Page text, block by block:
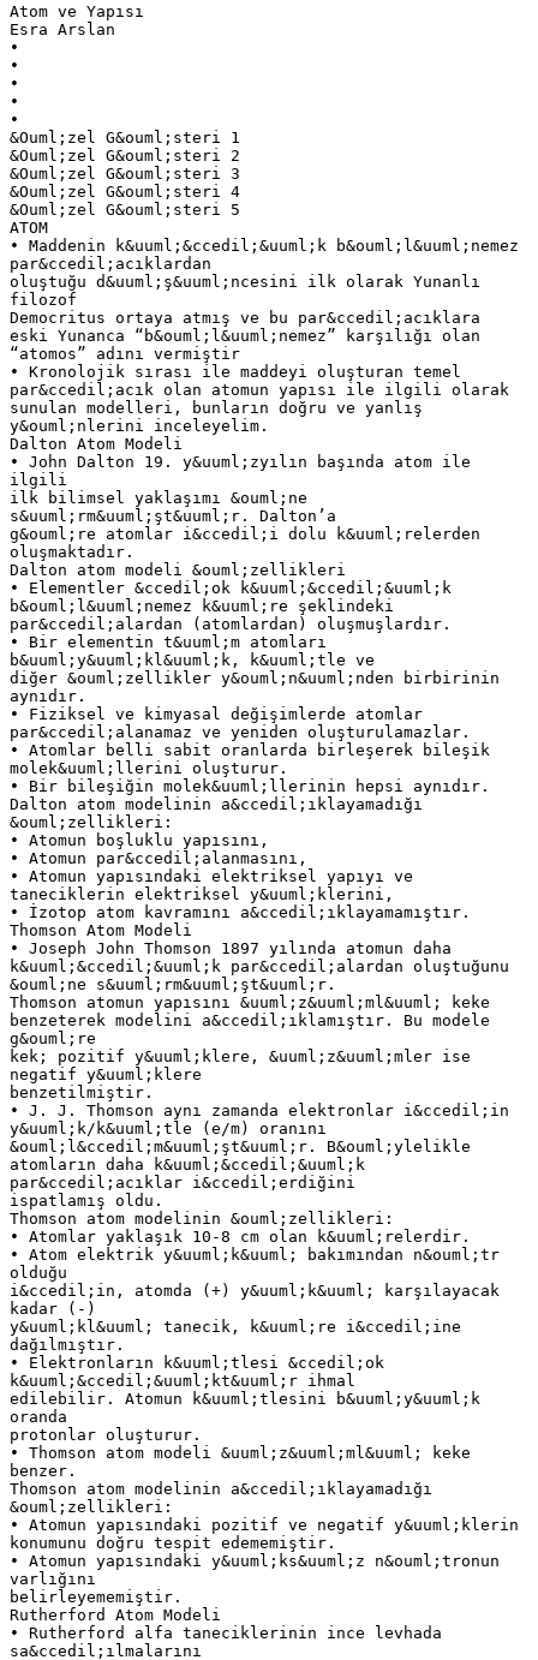
Atom ve Yapısı
Esra Arslan
•
•
•
•
•
&Ouml;zel G&ouml;steri 1
&Ouml;zel G&ouml;steri 2
&Ouml;zel G&ouml;steri 3
&Ouml;zel G&ouml;steri 4
&Ouml;zel G&ouml;steri 5
ATOM
• Maddenin k&uuml;&ccedil;&uuml;k b&ouml;l&uuml;nemez
par&ccedil;acıklardan
oluştuğu d&uuml;ş&uuml;ncesini ilk olarak Yunanlı
filozof
Democritus ortaya atmış ve bu par&ccedil;acıklara
eski Yunanca “b&ouml;l&uuml;nemez” karşılığı olan
“atomos” adını vermiştir
• Kronolojik sırası ile maddeyi oluşturan temel
par&ccedil;acık olan atomun yapısı ile ilgili olarak
sunulan modelleri, bunların doğru ve yanlış
y&ouml;nlerini inceleyelim.
Dalton Atom Modeli
• John Dalton 19. y&uuml;zyılın başında atom ile
ilgili
ilk bilimsel yaklaşımı &ouml;ne
s&uuml;rm&uuml;şt&uuml;r. Dalton’a
g&ouml;re atomlar i&ccedil;i dolu k&uuml;relerden
oluşmaktadır.
Dalton atom modeli &ouml;zellikleri
• Elementler &ccedil;ok k&uuml;&ccedil;&uuml;k
b&ouml;l&uuml;nemez k&uuml;re şeklindeki
par&ccedil;alardan (atomlardan) oluşmuşlardır.
• Bir elementin t&uuml;m atomları
b&uuml;y&uuml;kl&uuml;k, k&uuml;tle ve
diğer &ouml;zellikler y&ouml;n&uuml;nden birbirinin
aynıdır.
• Fiziksel ve kimyasal değişimlerde atomlar
par&ccedil;alanamaz ve yeniden oluşturulamazlar.
• Atomlar belli sabit oranlarda birleşerek bileşik
molek&uuml;llerini oluşturur.
• Bir bileşiğin molek&uuml;llerinin hepsi aynıdır.
Dalton atom modelinin a&ccedil;ıklayamadığı
&ouml;zellikleri:
• Atomun boşluklu yapısını,
• Atomun par&ccedil;alanmasını,
• Atomun yapısındaki elektriksel yapıyı ve
taneciklerin elektriksel y&uuml;klerini,
• İzotop atom kavramını a&ccedil;ıklayamamıştır.
Thomson Atom Modeli
• Joseph John Thomson 1897 yılında atomun daha
k&uuml;&ccedil;&uuml;k par&ccedil;alardan oluştuğunu
&ouml;ne s&uuml;rm&uuml;şt&uuml;r.
Thomson atomun yapısını &uuml;z&uuml;ml&uuml; keke
benzeterek modelini a&ccedil;ıklamıştır. Bu modele
g&ouml;re
kek; pozitif y&uuml;klere, &uuml;z&uuml;mler ise
negatif y&uuml;klere
benzetilmiştir.
• J. J. Thomson aynı zamanda elektronlar i&ccedil;in
y&uuml;k/k&uuml;tle (e/m) oranını
&ouml;l&ccedil;m&uuml;şt&uuml;r. B&ouml;ylelikle
atomların daha k&uuml;&ccedil;&uuml;k
par&ccedil;acıklar i&ccedil;erdiğini
ispatlamış oldu.
Thomson atom modelinin &ouml;zellikleri:
• Atomlar yaklaşık 10-8 cm olan k&uuml;relerdir.
• Atom elektrik y&uuml;k&uuml; bakımından n&ouml;tr
olduğu
i&ccedil;in, atomda (+) y&uuml;k&uuml; karşılayacak
kadar (-)
y&uuml;kl&uuml; tanecik, k&uuml;re i&ccedil;ine
dağılmıştır.
• Elektronların k&uuml;tlesi &ccedil;ok
k&uuml;&ccedil;&uuml;kt&uuml;r ihmal
edilebilir. Atomun k&uuml;tlesini b&uuml;y&uuml;k
oranda
protonlar oluşturur.
• Thomson atom modeli &uuml;z&uuml;ml&uuml; keke
benzer.
Thomson atom modelinin a&ccedil;ıklayamadığı
&ouml;zellikleri:
• Atomun yapısındaki pozitif ve negatif y&uuml;klerin
konumunu doğru tespit edememiştir.
• Atomun yapısındaki y&uuml;ks&uuml;z n&ouml;tronun
varlığını
belirleyememiştir.
Rutherford Atom Modeli
• Rutherford alfa taneciklerinin ince levhada
sa&ccedil;ılmalarını